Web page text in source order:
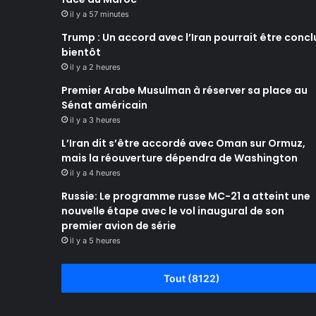
il y a 57 minutes
Trump : Un accord avec l’Iran pourrait être
bientôt
il y a 2 heures
Premier Arabe Musulman à réserver sa place au
Sénat américain
il y a 3 heures
L’Iran dit s’être accordé avec Oman sur Ormuz,
mais la réouverture dépendra de Washington
il y a 4 heures
Russie: Le programme russe MC-21 a atteint une
nouvelle étape avec le vol inaugural de son
premier avion de série
il y a 5 heures
Tout (8122)